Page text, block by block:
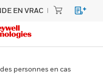
EN VRAC
personnes en cas